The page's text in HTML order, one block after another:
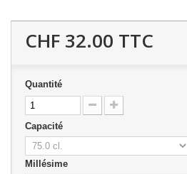
CHF 32.00 TTC
Quantité
Capacité
Millésime